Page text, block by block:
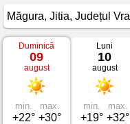
Vremea
Măgura
Jitia,
Județul
Vrancea
Duminică
09
august
min.
+22°
max.
+30°
Luni
10
august
min.
+19°
max.
+32°